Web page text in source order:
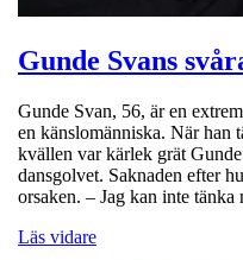
Gunde Svans
Gunde Svan, 56, är en
en känslomänniska. När han
kvällen var kärlek grät
dansgolvet. Saknaden efter
orsaken. – Jag kan inte
Läs vidare